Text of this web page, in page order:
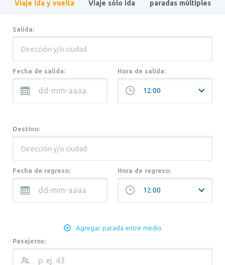
Viaje ida y vuelta Viaje sólo ida paradas múltiples
Salida:
Fecha de salida: Hora de salida:
Destino:
Fecha de regreso: Hora de regreso:
Agregar parada entre medio
Pasajeros: